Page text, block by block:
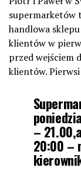
supermarketów
handlowa
klientów w
przed wejściem
klientów.
–
20:00 –